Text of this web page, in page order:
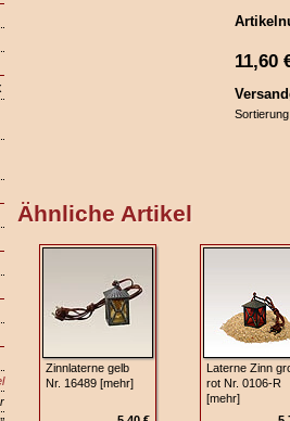
11,60
Ähnliche Artikel
Zinnlaterne gelb
Nr. 16489 [mehr]
Laterne Zinn
rot Nr. 0106-R
[mehr]